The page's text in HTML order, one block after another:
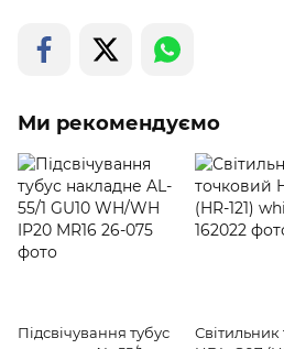
Ми рекомендуємо
Підсвічування тубус